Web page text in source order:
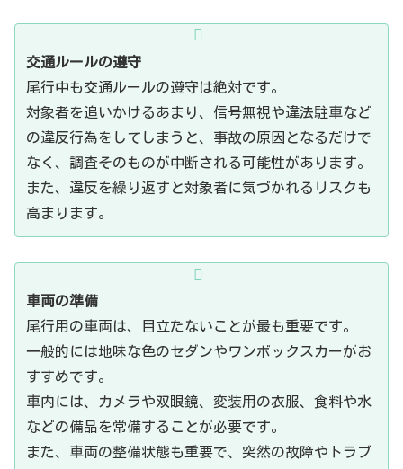
交通ルールの遵守
尾行中も交通ルールの遵守は絶対です。
対象者を追いかけるあまり、信号無視や違法駐車など
の違反行為をしてしまうと、事故の原因となるだけで
なく、調査そのものが中断される可能性があります。
また、違反を繰り返すと対象者に気づかれるリスクも
高まります。
車両の準備
尾行用の車両は、目立たないことが最も重要です。
一般的には地味な色のセダンやワンボックスカーがお
すすめです。
車内には、カメラや双眼鏡、変装用の衣服、食料や水
などの備品を常備することが必要です。
また、車両の整備状態も重要で、突然の故障やトラブ